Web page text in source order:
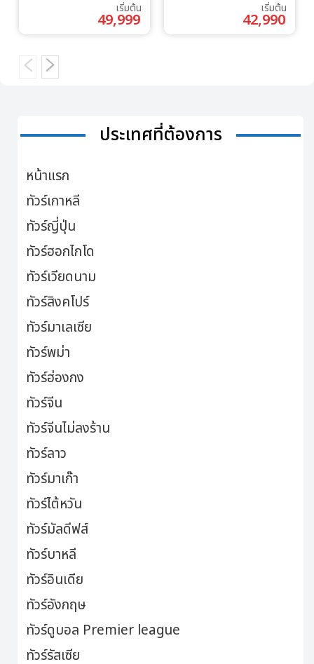
เริ่มต้น
49,999
เริ่มต้น
42,990
ประเทศที่ต้องการ
หน้าแรก
ทัวร์เกาหลี
ทัวร์ญี่ปุ่น
ทัวร์ฮอกไกโด
ทัวร์เวียดนาม
ทัวร์สิงคโปร์
ทัวร์มาเลเซีย
ทัวร์พม่า
ทัวร์ฮ่องกง
ทัวร์จีน
ทัวร์จีนไม่ลงร้าน
ทัวร์ลาว
ทัวร์มาเก๊า
ทัวร์ไต้หวัน
ทัวร์มัลดีฟส์
ทัวร์บาหลี
ทัวร์อินเดีย
ทัวร์อังกฤษ
ทัวร์ดูบอล Premier league
ทัวร์รัสเซีย